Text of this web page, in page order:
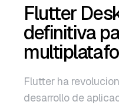
Español
English
Português
Flutter
definitiva
Flutter ha
desarrollo de